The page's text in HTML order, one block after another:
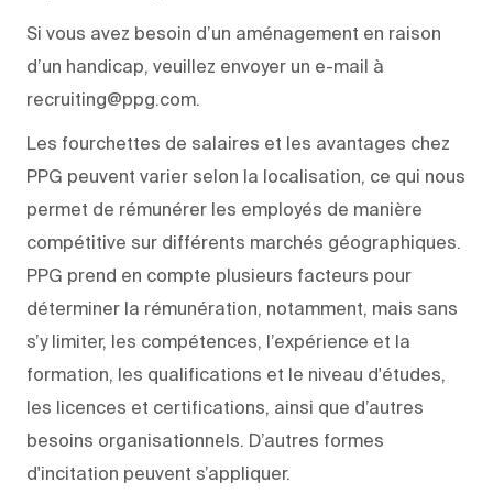
Si vous avez besoin d’un aménagement en raison
d’un handicap, veuillez envoyer un e-mail à
recruiting@ppg.com.
Les fourchettes de salaires et les avantages chez
PPG peuvent varier selon la localisation, ce qui nous
permet de rémunérer les employés de manière
compétitive sur différents marchés géographiques.
PPG prend en compte plusieurs facteurs pour
déterminer la rémunération, notamment, mais sans
s’y limiter, les compétences, l’expérience et la
formation, les qualifications et le niveau d'études,
les licences et certifications, ainsi que d’autres
besoins organisationnels. D’autres formes
d'incitation peuvent s’appliquer.